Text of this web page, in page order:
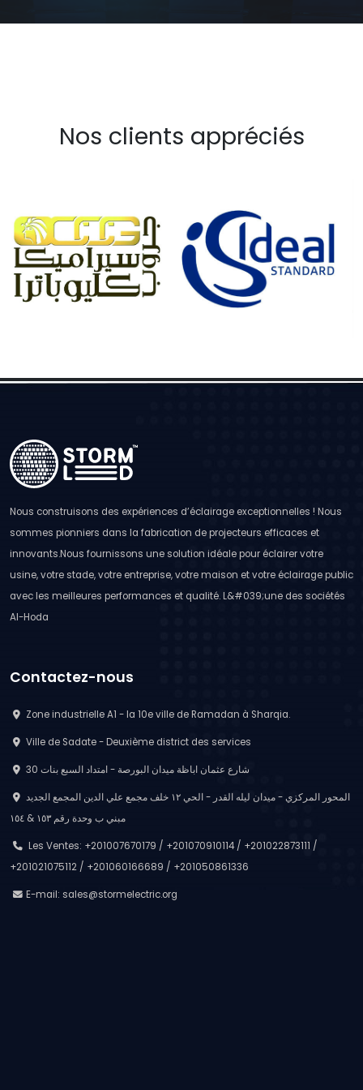
Nos clients appréciés
Nous construisons des expériences d’éclairage exceptionnelles ! Nous
sommes pionniers dans la fabrication de projecteurs efficaces et
innovants.Nous fournissons une solution idéale pour éclairer votre
usine, votre stade, votre entreprise, votre maison et votre éclairage public
avec les meilleures performances et qualité. L&#039;une des sociétés
Al-Hoda
Contactez-nous
Zone industrielle A1 - la 10e ville de Ramadan à Sharqia.
Ville de Sadate - Deuxième district des services
30 شارع عثمان اباظة ميدان البورصة - امتداد السبع بنات
مبني ب وحدة رقم ١٥٣ & ١٥٤
Les Ventes: +201007670179 / +201070910114 / +201022873111 /
+201021075112 / +201060166689 / +201050861336
E-mail: sales@stormelectric.org